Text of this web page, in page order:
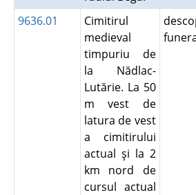
9636.01
Cimitirul
medieval
timpuriu de
la Nădlac-
Lutărie. La 50
m vest de
latura de vest
a cimitirului
actual şi la 2
km nord de
cursul actual